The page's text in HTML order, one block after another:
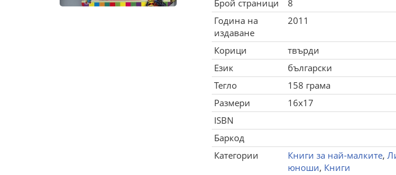
Брой страници
8
Година на
издаване
2011
Корици
твърди
Език
български
Тегло
158 грама
Размери
16x17
ISBN
Баркод
Категории
Книги за най-малките,
юноши, Книги